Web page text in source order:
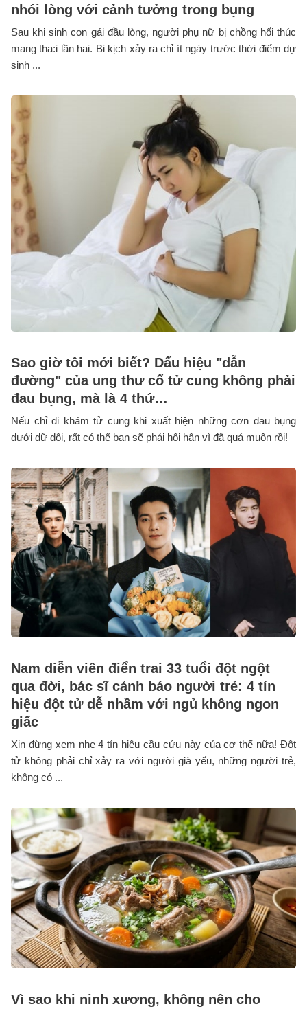
nhói lòng với cảnh tưởng trong bụng
Sau khi sinh con gái đầu lòng, người phụ nữ bị chồng hối thúc
mang tha:i lần hai. Bi kịch xảy ra chỉ ít ngày trước thời điểm dự
sinh ...
Sao giờ tôi mới biết? Dấu hiệu "dẫn
đường" của ung thư cổ tử cung không phải
đau bụng, mà là 4 thứ…
Nếu chỉ đi khám tử cung khi xuất hiện những cơn đau bụng
dưới dữ dội, rất có thể bạn sẽ phải hối hận vì đã quá muộn rồi!
Nam diễn viên điển trai 33 tuổi đột ngột
qua đời, bác sĩ cảnh báo người trẻ: 4 tín
hiệu đột tử dễ nhầm với ngủ không ngon
giấc
Xin đừng xem nhẹ 4 tín hiệu cầu cứu này của cơ thể nữa! Đột
tử không phải chỉ xảy ra với người già yếu, những người trẻ,
không có ...
Vì sao khi ninh xương, không nên cho